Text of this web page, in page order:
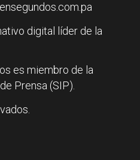
digital líder de la
es miembro de la
Prensa (SIP).